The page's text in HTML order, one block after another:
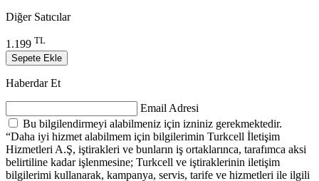
Diğer Satıcılar
1.199 TL
Sepete Ekle
Haberdar Et
Email Adresi
Bu bilgilendirmeyi alabilmeniz için izniniz gerekmektedir.
“Daha iyi hizmet alabilmem için bilgilerimin Turkcell İletişim
Hizmetleri A.Ş, iştirakleri ve bunların iş ortaklarınca, tarafımca aksi
belirtiline kadar işlenmesine; Turkcell ve iştiraklerinin iletişim
bilgilerimi kullanarak, kampanya, servis, tarife ve hizmetleri ile ilgili